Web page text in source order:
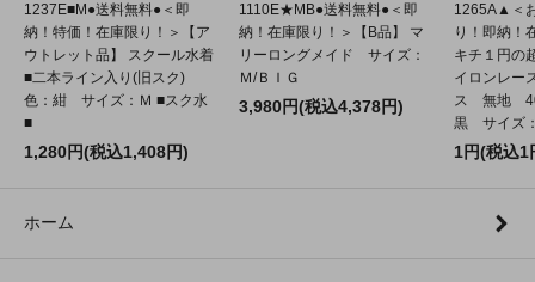
1237E■M●送料無料●＜即
納！特価！在庫限り！＞【ア
ウトレット品】 スクール水着
■二本ライン入り(旧スク)
色：紺 サイズ：Ｍ ■スク水
■
1,280円(税込1,408円)
1110E★MB●送料無料●＜即
納！在庫限り！＞【B品】 マ
リーロングメイド サイズ：
Ｍ/ＢＩＧ
3,980円(税込4,378円)
1265A▲＜
り！即納！
キチ１円の
イロンレー
ス 無地
黒 サイズ
1円(税込1
ホーム